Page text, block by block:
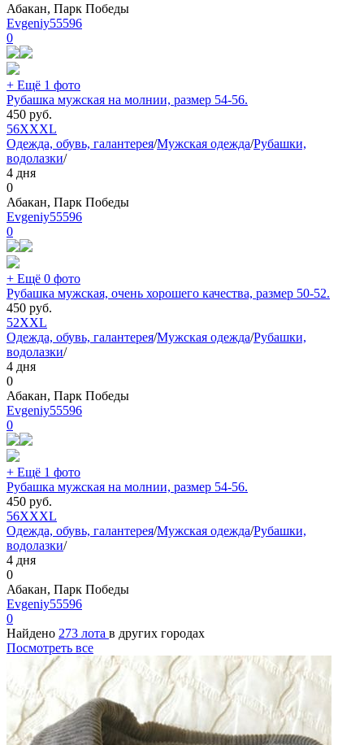
Абакан, Парк Победы
Evgeniy55596
0
+ Ещё 1 фото
Рубашка мужская на молнии, размер 54-56.
450 руб.
56XXXL
Одежда, обувь, галантерея/Мужская одежда/Рубашки,
водолазки/
4 дня
0
Абакан, Парк Победы
Evgeniy55596
0
+ Ещё 0 фото
Рубашка мужская, очень хорошего качества, размер 50-52.
450 руб.
52XXL
Одежда, обувь, галантерея/Мужская одежда/Рубашки,
водолазки/
4 дня
0
Абакан, Парк Победы
Evgeniy55596
0
+ Ещё 1 фото
Рубашка мужская на молнии, размер 54-56.
450 руб.
56XXXL
Одежда, обувь, галантерея/Мужская одежда/Рубашки,
водолазки/
4 дня
0
Абакан, Парк Победы
Evgeniy55596
0
Найдено 273 лота в других городах
Посмотреть все